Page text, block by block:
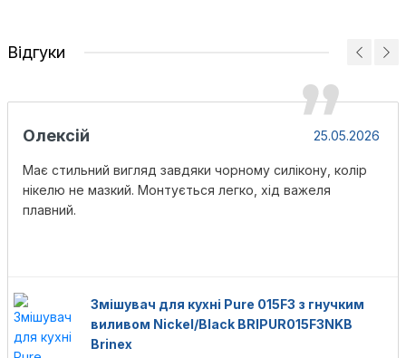
Відгуки
Олексій 25.05.2026
Має стильний вигляд завдяки чорному силікону, колір
нікелю не мазкий. Монтується легко, хід важеля
плавний.
Змішувач для кухні Pure 015F3 з гнучким
виливом Nickel/Black BRIPUR015F3NKB
Brinex